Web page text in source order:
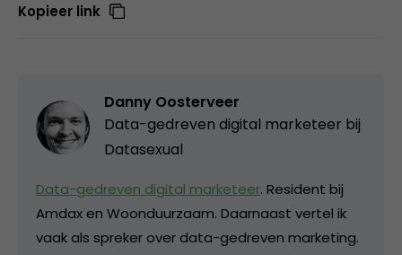
Kopieer link
Danny Oosterveer
Data-gedreven digital marketeer bij
Datasexual
Data-gedreven digital marketeer. Resident bij
Amdax en Woonduurzaam. Daarnaast vertel ik
vaak als spreker over data-gedreven marketing.